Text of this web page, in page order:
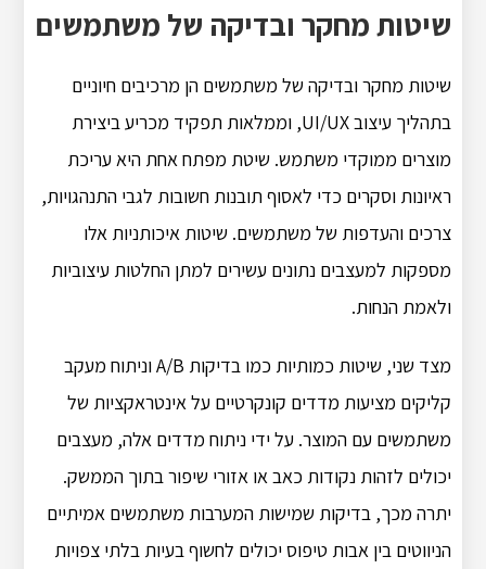
שיטות מחקר ובדיקה של משתמשים
שיטות מחקר ובדיקה של משתמשים הן מרכיבים חיוניים
בתהליך עיצוב UI/UX, וממלאות תפקיד מכריע ביצירת
מוצרים ממוקדי משתמש.שיטת מפתח אחת היא עריכת
ראיונות וסקרים כדי לאסוף תובנות חשובות לגבי התנהגויות,
צרכים והעדפות של משתמשים.שיטות איכותניות אלו
מספקות למעצבים נתונים עשירים למתן החלטות עיצוביות
ולאמת הנחות.
מצד שני, שיטות כמותיות כמו בדיקות A/B וניתוח מעקב
קליקים מציעות מדדים קונקרטיים על אינטראקציות של
משתמשים עם המוצר. על ידי ניתוח מדדים אלה, מעצבים
יכולים לזהות נקודות כאב או אזורי שיפור בתוך הממשק.
יתרה מכך, בדיקות שמישות המערבות משתמשים אמיתיים
הניווטים בין אבות טיפוס יכולים לחשוף בעיות בלתי צפויות